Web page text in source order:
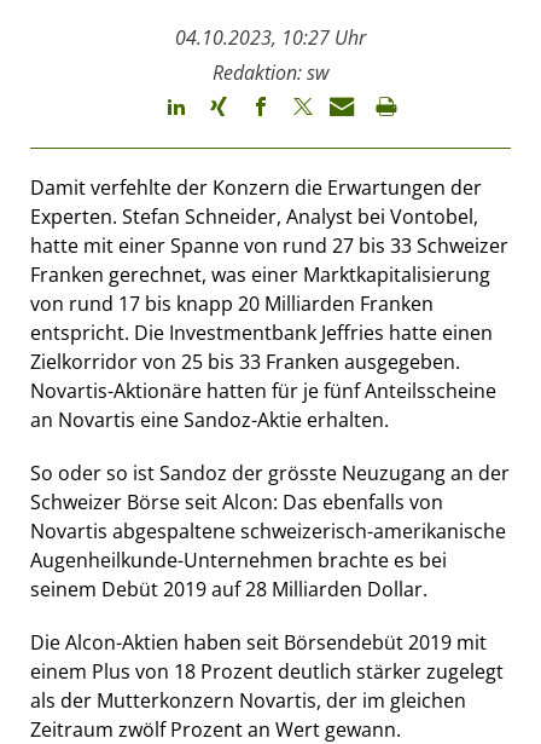
04.10.2023, 10:27 Uhr
Redaktion: sw
Damit verfehlte der Konzern die Erwartungen der
Experten. Stefan Schneider, Analyst bei Vontobel,
hatte mit einer Spanne von rund 27 bis 33 Schweizer
Franken gerechnet, was einer Marktkapitalisierung
von rund 17 bis knapp 20 Milliarden Franken
entspricht. Die Investmentbank Jeffries hatte einen
Zielkorridor von 25 bis 33 Franken ausgegeben.
Novartis-Aktionäre hatten für je fünf Anteilsscheine
an Novartis eine Sandoz-Aktie erhalten.
So oder so ist Sandoz der grösste Neuzugang an der
Schweizer Börse seit Alcon: Das ebenfalls von
Novartis abgespaltene schweizerisch-amerikanische
Augenheilkunde-Unternehmen brachte es bei
seinem Debüt 2019 auf 28 Milliarden Dollar.
Die Alcon-Aktien haben seit Börsendebüt 2019 mit
einem Plus von 18 Prozent deutlich stärker zugelegt
als der Mutterkonzern Novartis, der im gleichen
Zeitraum zwölf Prozent an Wert gewann.